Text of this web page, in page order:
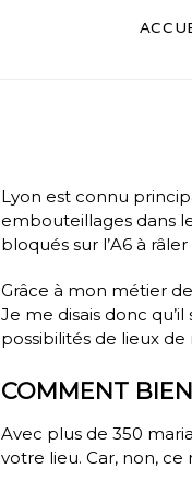
Lyon est connu
embouteillages dans
bloqués sur l’A6 à
Grâce à mon métier de
Je me disais donc
possibilités de lieux
COMMENT
Avec plus de 350
votre lieu. Car, non, ce